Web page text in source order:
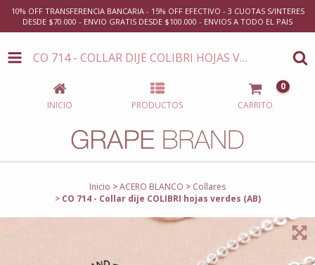
10% OFF TRANSFERENCIA BANCARIA - 15% OFF EFECTIVO - 3 CUOTAS S/INTERES
DESDE $70.000 - ENVIO GRATIS DESDE $100.000 - ENVIOS A TODO EL PAIS
CO 714 - COLLAR DIJE COLIBRI HOJAS VERDES (AB)
INICIO PRODUCTOS CARRITO
0
Inicio >ACERO BLANCO > Collares
> CO 714 - Collar dije COLIBRI hojas verdes (AB)